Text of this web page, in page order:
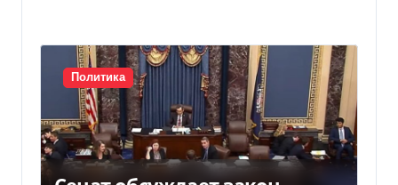
и
с
я
м
Политика